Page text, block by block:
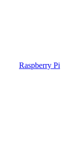
Raspberry Pi